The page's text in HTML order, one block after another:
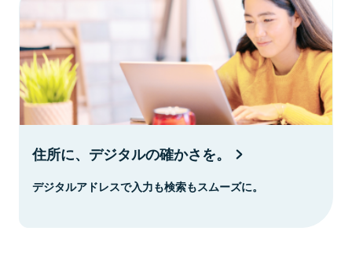
住所に、デジタルの確かさを。
デジタルアドレスで入力も検索もスムーズに。